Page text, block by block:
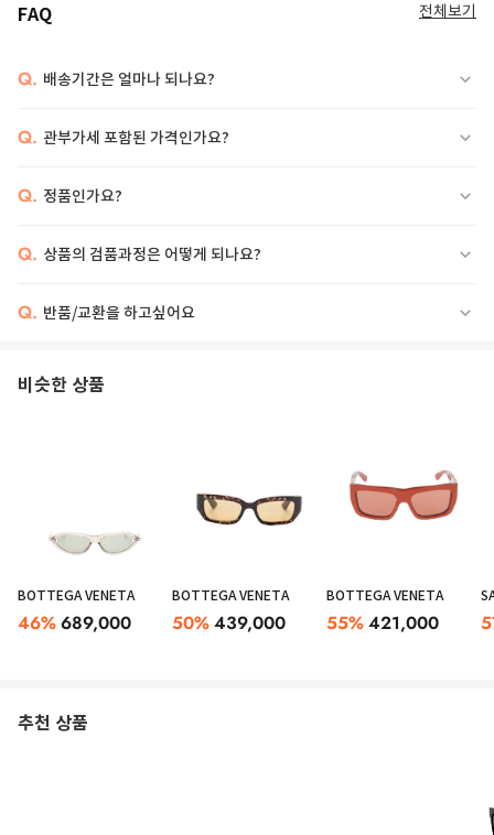
FAQ 전체보기
Q. 배송기간은 얼마나 되나요?
Q. 관부가세 포함된 가격인가요?
Q. 정품인가요?
Q. 상품의 검품과정은 어떻게 되나요?
Q. 반품/교환을 하고싶어요
비슷한 상품
BOTTEGA VENETA
46%689,000
BOTTEGA VENETA
50%439,000
BOTTEGA VENETA
55%421,000
추천 상품